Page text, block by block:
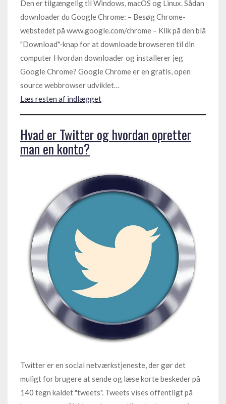
Den er tilgængelig til Windows, macOS og Linux. Sådan
downloader du Google Chrome: – Besøg Chrome-
webstedet på www.google.com/chrome – Klik på den blå
"Download"-knap for at downloade browseren til din
computer Hvordan downloader og installerer jeg
Google Chrome? Google Chrome er en gratis, open
source webbrowser udviklet…
Læs resten af indlægget
Hvad er Twitter og hvordan opretter
man en konto?
Twitter er en social netværkstjeneste, der gør det
muligt for brugere at sende og læse korte beskeder på
140 tegn kaldet "tweets". Tweets vises offentligt på